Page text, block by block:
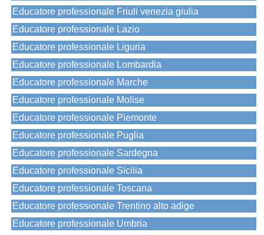
Educatore professionale Friuli venezia giulia
Educatore professionale Lazio
Educatore professionale Liguria
Educatore professionale Lombardia
Educatore professionale Marche
Educatore professionale Molise
Educatore professionale Piemonte
Educatore professionale Puglia
Educatore professionale Sardegna
Educatore professionale Sicilia
Educatore professionale Toscana
Educatore professionale Trentino alto adige
Educatore professionale Umbria